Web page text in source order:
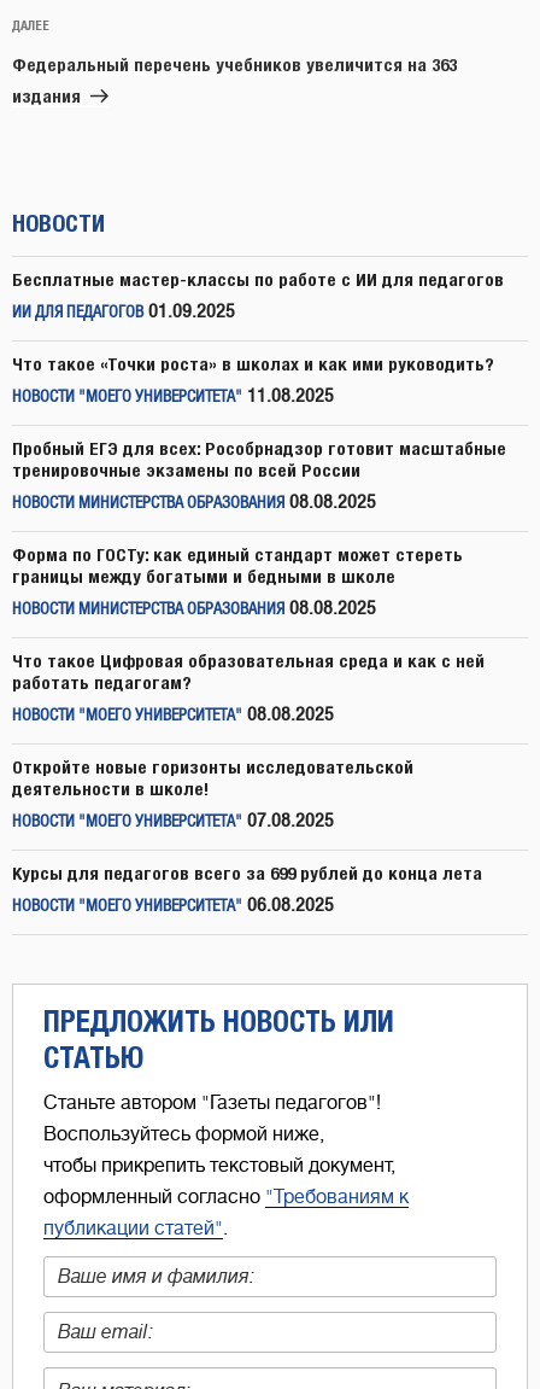
Следующая
запись
ДАЛЕЕ
Федеральный перечень учебников увеличится на 363
издания
НОВОСТИ
Бесплатные мастер-классы по работе с ИИ для педагогов
ИИ ДЛЯ ПЕДАГОГОВ 01.09.2025
Что такое «Точки роста» в школах и как ими руководить?
НОВОСТИ "МОЕГО УНИВЕРСИТЕТА" 11.08.2025
Пробный ЕГЭ для всех: Рособрнадзор готовит масштабные
тренировочные экзамены по всей России
НОВОСТИ МИНИСТЕРСТВА ОБРАЗОВАНИЯ 08.08.2025
Форма по ГОСТу: как единый стандарт может стереть
границы между богатыми и бедными в школе
НОВОСТИ МИНИСТЕРСТВА ОБРАЗОВАНИЯ 08.08.2025
Что такое Цифровая образовательная среда и как с ней
работать педагогам?
НОВОСТИ "МОЕГО УНИВЕРСИТЕТА" 08.08.2025
Откройте новые горизонты исследовательской
деятельности в школе!
НОВОСТИ "МОЕГО УНИВЕРСИТЕТА" 07.08.2025
Курсы для педагогов всего за 699 рублей до конца лета
НОВОСТИ "МОЕГО УНИВЕРСИТЕТА" 06.08.2025
ПРЕДЛОЖИТЬ НОВОСТЬ ИЛИ
СТАТЬЮ
Станьте автором "Газеты педагогов"!
Воспользуйтесь формой ниже,
чтобы прикрепить текстовый документ,
оформленный согласно "Требованиям к
публикации статей"